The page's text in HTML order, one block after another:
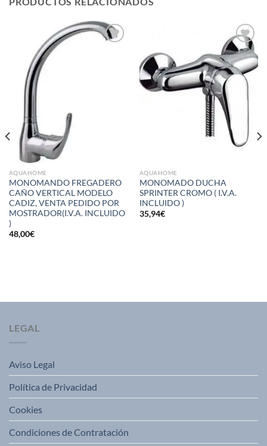
AQUAHOME
MONOMANDO FREGADERO
CAÑO VERTICAL MODELO
CADIZ, VENTA PEDIDO POR
MOSTRADOR(I.V.A. INCLUIDO
)
48,00€
Añadir
a la
lista de
deseos
AQUAHOME
MONOMADO DUCHA
SPRINTER CROMO ( I.V.A.
INCLUIDO )
35,94€
LEGAL
Aviso Legal
Política de Privacidad
Cookies
Condiciones de Contratación